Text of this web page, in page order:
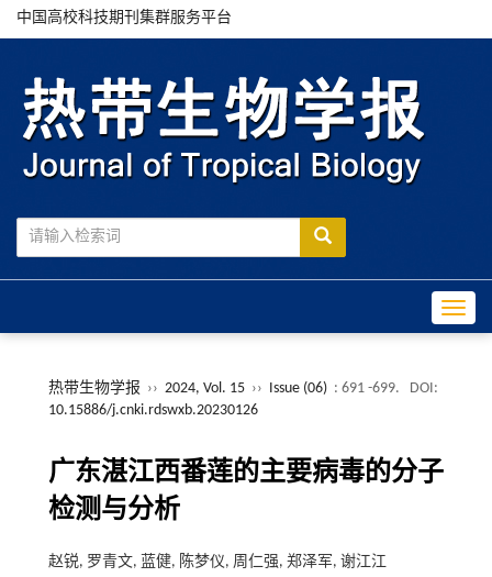
中国高校科技期刊集群服务平台
热带生物学报 ›› 2024, Vol. 15 ›› Issue (06) : 691 -699.
DOI:
10.15886/j.cnki.rdswxb.20230126
广东湛江西番莲的主要病毒的分子
检测与分析
赵锐, 罗青文, 蓝健, 陈梦仪, 周仁强, 郑泽军, 谢江江